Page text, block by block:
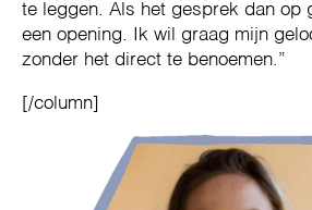
te leggen. Als het gesprek dan op
een opening. Ik wil graag mijn
zonder het direct te benoemen.”
[/column]